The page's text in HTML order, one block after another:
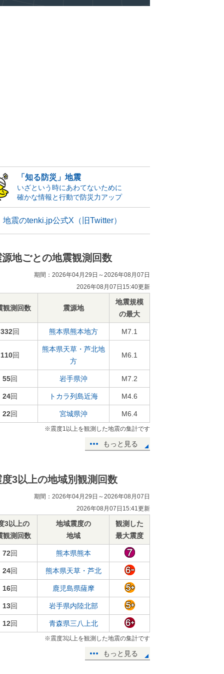
「知る防災」地震
いざという時にあわてないために
確かな情報と行動で防災力アップ
地震のtenki.jp公式X（旧Twitter）
源地ごとの地震観測回数
期間：2026年04月29日～2026年08月07日
2026年08月07日15:40更新
観測回数 震源地
地震規模
の最大
332回 熊本県熊本地方 M7.1
110回
熊本県天草・芦北地
方
M6.1
55回 岩手県沖 M7.2
24回 トカラ列島近海 M4.6
22回 宮城県沖 M6.4
※震度1以上を観測した地震の集計です
もっと見る
度3以上の地域別観測回数
期間：2026年04月29日～2026年08月07日
2026年08月07日15:41更新
3以上の
観測回数
地域震度の
地域
観測した
最大震度
72回 熊本県熊本
24回 熊本県天草・芦北
16回 鹿児島県薩摩
13回 岩手県内陸北部
12回 青森県三八上北
※震度3以上を観測した地震の集計です
もっと見る